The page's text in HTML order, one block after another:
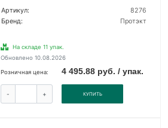
Артикул:
8276
Бренд:
Протэкт
На складе 11 упак.
Обновлено 10.08.2026
Розничная цена: 4 495.88 руб. / упак.
- + КУПИТЬ